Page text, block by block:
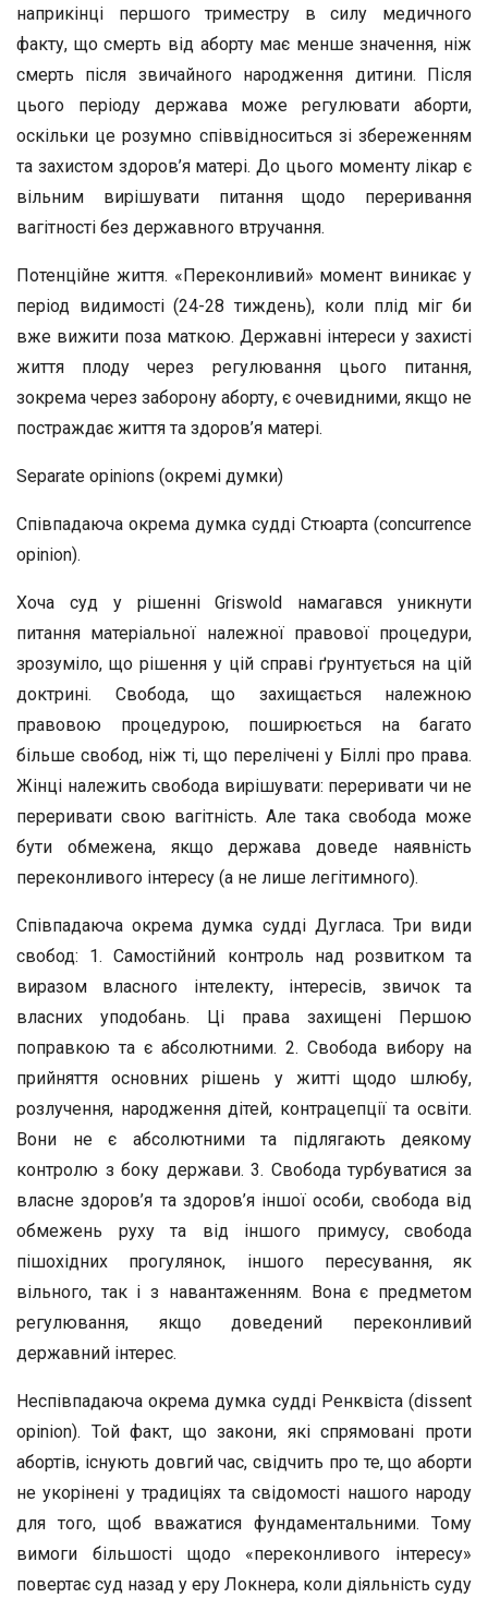
наприкінці першого триместру в силу медичного
факту, що смерть від аборту має менше значення, ніж
смерть після звичайного народження дитини. Після
цього періоду держава може регулювати аборти,
оскільки це розумно співвідноситься зі збереженням
та захистом здоров’я матері. До цього моменту лікар є
вільним вирішувати питання щодо переривання
вагітності без державного втручання.
Потенційне життя. «Переконливий» момент виникає у
період видимості (24-28 тиждень), коли плід міг би
вже вижити поза маткою. Державні інтереси у захисті
життя плоду через регулювання цього питання,
зокрема через заборону аборту, є очевидними, якщо не
постраждає життя та здоров’я матері.
Separate opinions (окремі думки)
Співпадаюча окрема думка судді Стюарта (concurrence
opinion).
Хоча суд у рішенні Griswold намагався уникнути
питання матеріальної належної правової процедури,
зрозуміло, що рішення у цій справі ґрунтується на цій
доктрині. Свобода, що захищається належною
правовою процедурою, поширюється на багато
більше свобод, ніж ті, що перелічені у Біллі про права.
Жінці належить свобода вирішувати: переривати чи не
переривати свою вагітність. Але така свобода може
бути обмежена, якщо держава доведе наявність
переконливого інтересу (а не лише легітимного).
Співпадаюча окрема думка судді Дугласа. Три види
свобод: 1. Самостійний контроль над розвитком та
виразом власного інтелекту, інтересів, звичок та
власних уподобань. Ці права захищені Першою
поправкою та є абсолютними. 2. Свобода вибору на
прийняття основних рішень у житті щодо шлюбу,
розлучення, народження дітей, контрацепції та освіти.
Вони не є абсолютними та підлягають деякому
контролю з боку держави. 3. Свобода турбуватися за
власне здоров’я та здоров’я іншої особи, свобода від
обмежень руху та від іншого примусу, свобода
пішохідних прогулянок, іншого пересування, як
вільного, так і з навантаженням. Вона є предметом
регулювання, якщо доведений переконливий
державний інтерес.
Неспівпадаюча окрема думка судді Ренквіста (dissent
opinion). Той факт, що закони, які спрямовані проти
абортів, існують довгий час, свідчить про те, що аборти
не укорінені у традиціях та свідомості нашого народу
для того, щоб вважатися фундаментальними. Тому
вимоги більшості щодо «переконливого інтересу»
повертає суд назад у еру Локнера, коли діяльність суду